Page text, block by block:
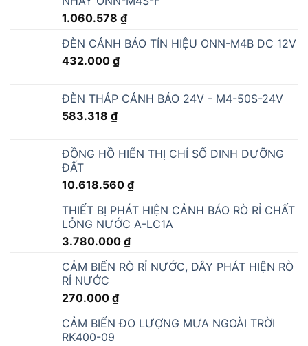
1.060.578 ₫
ĐÈN CẢNH BÁO TÍN HIỆU ONN-M4B DC 12V
432.000 ₫
ĐÈN THÁP CẢNH BÁO 24V - M4-50S-24V
583.318 ₫
ĐỒNG HỒ HIỂN THỊ CHỈ SỐ DINH DƯỠNG
ĐẤT
10.618.560 ₫
THIẾT BỊ PHÁT HIỆN CẢNH BÁO RÒ RỈ CHẤT
LỎNG NƯỚC A-LC1A
3.780.000 ₫
CẢM BIẾN RÒ RỈ NƯỚC, DÂY PHÁT HIỆN RÒ
RỈ NƯỚC
270.000 ₫
CẢM BIẾN ĐO LƯỢNG MƯA NGOÀI TRỜI
RK400-09